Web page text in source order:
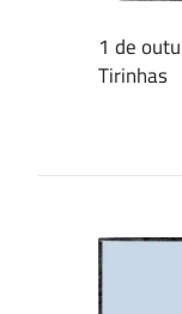
1 de
Tirinhas